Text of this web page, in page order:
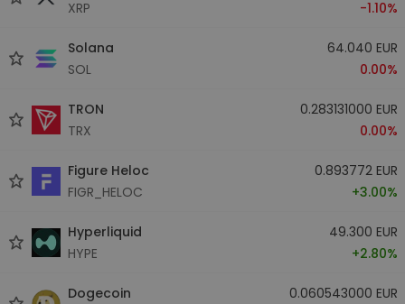
XRP
-1.10%
Solana
SOL
64.040 EUR
0.00%
TRON
TRX
0.283131000 EUR
0.00%
Figure Heloc
FIGR_HELOC
0.893772 EUR
+3.00%
Hyperliquid
HYPE
49.300 EUR
+2.80%
Dogecoin
0.060543000 EUR